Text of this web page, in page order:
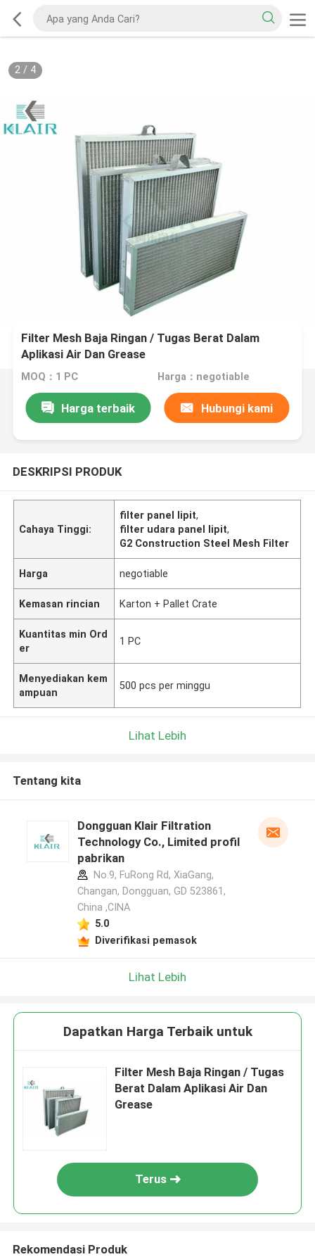
2/ 4
Filter Mesh Baja Ringan / Tugas Berat Dalam
Aplikasi Air Dan Grease
MOQ：1 PC Harga：negotiable
Harga terbaik Hubungi kami
DESKRIPSI PRODUK
Cahaya Tinggi:
filter panel lipit,
filter udara panel lipit,
G2 Construction Steel Mesh Filter
Harga negotiable
Kemasan rincian Karton + Pallet Crate
Kuantitas min Ord
er
1 PC
Menyediakan kem
ampuan
500 pcs per minggu
Lihat Lebih
Tentang kita
Dongguan Klair Filtration
Technology Co., Limited profil
pabrikan
No.9, FuRong Rd, XiaGang,
Changan, Dongguan, GD 523861,
China ,CINA
5.0
Diverifikasi pemasok
Lihat Lebih
Dapatkan Harga Terbaik untuk
Filter Mesh Baja Ringan / Tugas
Berat Dalam Aplikasi Air Dan
Grease
Terus
Rekomendasi Produk